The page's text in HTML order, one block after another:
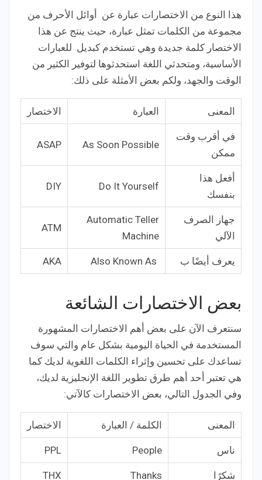
هذا النوع من الاختصارات عبارة عن أوائل الأحرف من
مجموعة من الكلمات تمثل عبارة، حيث ينتج عن هذا
الاختصار كلمة جديدة وهي تستخدم كبديل للعبارات
الأساسية، ومتحدثي اللغة استحدثوها لتوفير الكثير من
الوقت والجهد، ولكم بعض الأمثلة على ذلك:
المعنى العبارة الاختصار
في أقرب وقت
ممكن
As Soon Possible
ASAP
أفعل هذا
بنفسك
Do It Yourself
DIY
جهاز الصرف
الآلي
Automatic Teller
Machine
ATM
يعرف أيضًا ب AKA
بعض الاختصارات الشائعة
سنتعرف الآن على بعض أهم الاختصارات المشهورة
المستخدمة في الحياة اليومية بشكل عام والتي سوف
تساعدك على تحسين وإثراء الكلمات اللغوية لديك كما
هي تعتبر أحد أهم طرق تطوير اللغة الإنجليزية لديك،
وفي الجدول التالي، بعض الاختصارات كالآتي:
المعنى الكلمة / العبارة الاختصار
ناس People
PPL
شكرًا Thanks
THX